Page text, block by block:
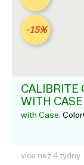
-15%
CALIBRITE
WITH CASE
with Case.
více než 4 týdny